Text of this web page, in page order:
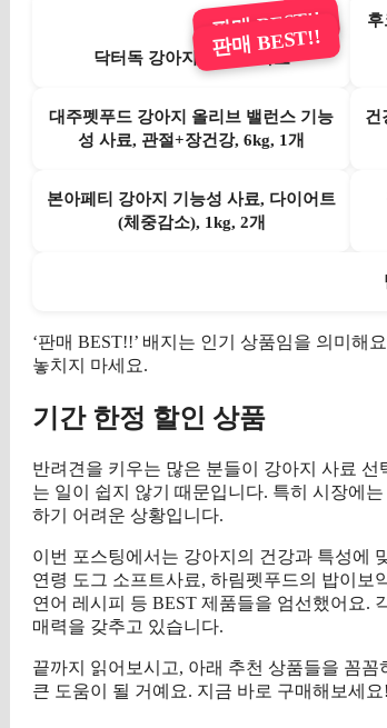
판매 BEST!!
닥터독 강아지 기능성 사료
판매 BEST!!
대주펫푸드 강아지 올리브 밸런스 기능
성 사료, 관절+장건강, 6kg, 1개
건
본아페티 강아지 기능성 사료, 다이어트
(체중감소), 1kg, 2개
‘판매 BEST!!’ 배지는 인기 상품임을 의미해
놓치지 마세요.
기간 한정 할인 상품
반려견을 키우는 많은 분들이 강아지 사료
는 일이 쉽지 않기 때문입니다. 특히 시장에
하기 어려운 상황입니다.
이번 포스팅에서는 강아지의 건강과 특성에
연령 도그 소프트사료, 하림펫푸드의 밥이보
연어 레시피 등 BEST 제품들을 엄선했어요.
매력을 갖추고 있습니다.
끝까지 읽어보시고, 아래 추천 상품들을 꼼
큰 도움이 될 거예요. 지금 바로 구매해보세